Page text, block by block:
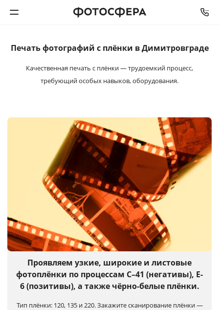
Печать фото
Интерьерная печать
Багетная мастерская
Услуги и сервис
Печать фотографий с плёнки в Димитровграде
Качественная печать с плёнки — трудоемкий процесс,
требующий особых навыков, оборудования.
Проявляем узкие, широкие и листовые
фотоплёнки по процессам C–41 (негативы), E-
6 (позитивы), а также чёрно-белые плёнки.
Тип плёнки: 120, 135 и 220.Закажите сканирование плёнки —